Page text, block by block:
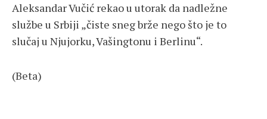
Aleksandar Vučić rekao u utorak da nadležne
službe u Srbiji „čiste sneg brže nego što je to
slučaj u Njujorku, Vašingtonu i Berlinu“.
(Beta)